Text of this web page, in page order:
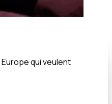
qui veulent